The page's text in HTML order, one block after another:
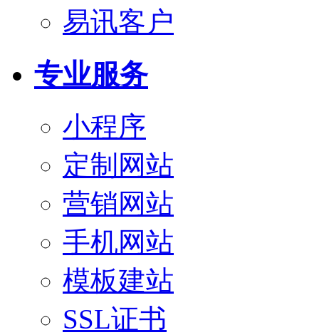
易讯客户
专业服务
小程序
定制网站
营销网站
手机网站
模板建站
SSL证书